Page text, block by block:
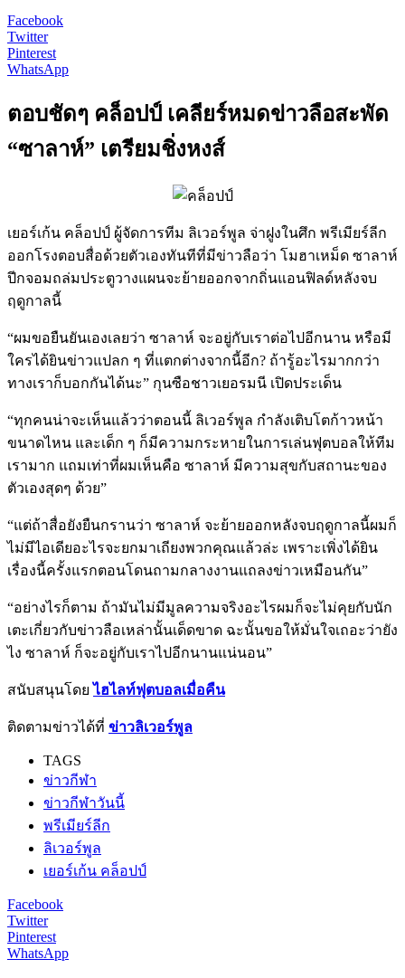
Facebook
Twitter
Pinterest
WhatsApp
ตอบชัดๆ คล็อปป์ เคลียร์หมดข่าวลือสะพัด
“ซาลาห์” เตรียมชิ่งหงส์
เยอร์เก้น คล็อปป์ ผู้จัดการทีม ลิเวอร์พูล จ่าฝูงในศึก พรีเมียร์ลีก
ออกโรงตอบสื่อด้วยตัวเองทันทีที่มีข่าวลือว่า โมฮาเหม็ด ซาลาห์
ปีกจอมถล่มประตูวางแผนจะย้ายออกจากถิ่นแอนฟิลด์หลังจบ
ฤดูกาลนี้
“ผมขอยืนยันเองเลยว่า ซาลาห์ จะอยู่กับเราต่อไปอีกนาน หรือมี
ใครได้ยินข่าวแปลก ๆ ที่แตกต่างจากนี้อีก? ถ้ารู้อะไรมากกว่า
ทางเราก็บอกกันได้นะ” กุนซือชาวเยอรมนี เปิดประเด็น
“ทุกคนน่าจะเห็นแล้วว่าตอนนี้ ลิเวอร์พูล กำลังเติบโตก้าวหน้า
ขนาดไหน และเด็ก ๆ ก็มีความกระหายในการเล่นฟุตบอลให้ทีม
เรามาก แถมเท่าที่ผมเห็นคือ ซาลาห์ มีความสุขกับสถานะของ
ตัวเองสุดๆ ด้วย”
“แต่ถ้าสื่อยังยืนกรานว่า ซาลาห์ จะย้ายออกหลังจบฤดูกาลนี้ผมก็
ไม่มีไอเดียอะไรจะยกมาเถียงพวกคุณแล้วล่ะ เพราะเพิ่งได้ยิน
เรื่องนี้ครั้งแรกตอนโดนถามกลางงานแถลงข่าวเหมือนกัน”
“อย่างไรก็ตาม ถ้ามันไม่มีมูลความจริงอะไรผมก็จะไม่คุยกับนัก
เตะเกี่ยวกับข่าวลือเหล่านั้นเด็ดขาด ฉะนั้นขอให้มั่นใจเถอะว่ายัง
ไง ซาลาห์ ก็จะอยู่กับเราไปอีกนานแน่นอน”
สนับสนุนโดยไฮไลท์ฟุตบอลเมื่อคืน
ติดตามข่าวได้ที่ ข่าวลิเวอร์พูล
TAGS
ข่าวกีฬา
ข่าวกีฬาวันนี้
พรีเมียร์ลีก
ลิเวอร์พูล
เยอร์เก้น คล็อปป์
Facebook
Twitter
Pinterest
WhatsApp